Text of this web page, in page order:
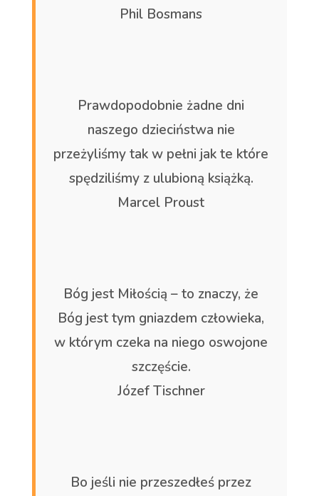
Phil Bosmans
Prawdopodobnie żadne dni
naszego dzieciństwa nie
przeżyliśmy tak w pełni jak te które
spędziliśmy z ulubioną książką.
Marcel Proust
Bóg jest Miłością – to znaczy, że
Bóg jest tym gniazdem człowieka,
w którym czeka na niego oswojone
szczęście.
Józef Tischner
Bo jeśli nie przeszedłeś przez